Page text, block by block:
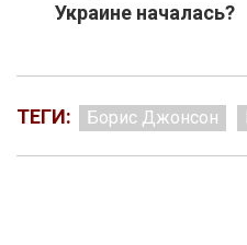
Украине началась?
ТЕГИ: Борис Джонсон